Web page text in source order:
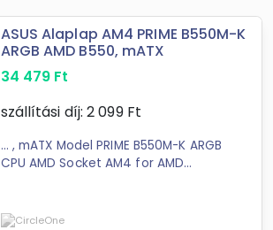
ASUS Alaplap AM4 PRIME B550M-K
ARGB AMD B550, mATX
34 479 Ft
szállítási díj: 2 099Ft
... , mATX Model PRIME B550M-K ARGB
CPU AMD Socket AM4 for AMD